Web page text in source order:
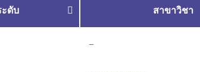
ะดับ สาขาวิชา
–